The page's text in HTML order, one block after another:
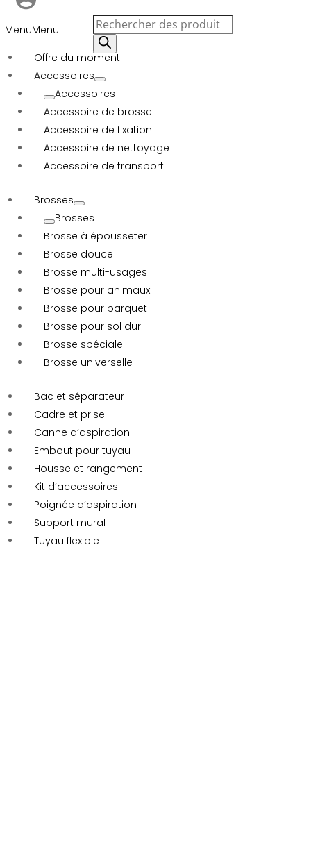
MenuMenu
Offre du moment
Accessoires
Accessoires
Accessoire de brosse
Accessoire de fixation
Accessoire de nettoyage
Accessoire de transport
Brosses
Brosses
Brosse à épousseter
Brosse douce
Brosse multi-usages
Brosse pour animaux
Brosse pour parquet
Brosse pour sol dur
Brosse spéciale
Brosse universelle
Bac et séparateur
Cadre et prise
Canne d’aspiration
Embout pour tuyau
Housse et rangement
Kit d’accessoires
Poignée d’aspiration
Support mural
Tuyau flexible
Recherche
de
produits